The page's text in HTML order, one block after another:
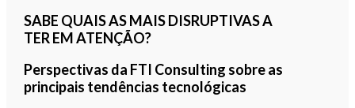
SABE QUAIS AS MAIS DISRUPTIVAS A
TER EM ATENÇÃO?
Perspectivas da FTI Consulting sobre as
principais tendências tecnológicas